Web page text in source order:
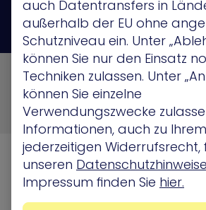
© 2026 XM Cyber All Rights Reserved
Privacy Policy Terms of Use
Security, Compliance and Privacy
auch Datentransfers in
außerhalb der EU ohne
Schutzniveau ein. Unter
können Sie nur den Einsatz
Techniken zulassen. Unter
können Sie einzelne
Verwendungszwecke
Informationen, auch zu Ihrem
jederzeitigen Widerrufsrecht,
unseren
Impressum finden Sie hier.